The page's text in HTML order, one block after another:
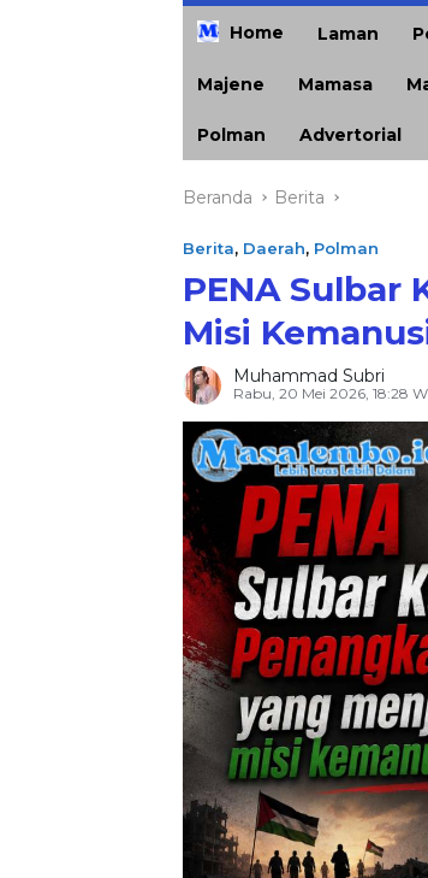
m
e Home Laman
Majene Mamasa
Polman Advertorial
Beranda Berita
Berita, Daerah, Polman
PENA Sulbar
Misi
Muhammad Subri
Rabu, 20 Mei 2026, 18:28